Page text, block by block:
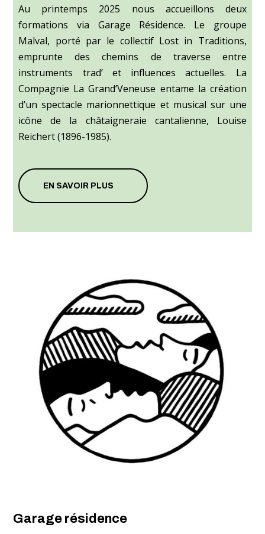
Au printemps 2025 nous accueillons deux
formations via Garage Résidence. Le groupe
Malval, porté par le collectif Lost in Traditions,
emprunte des chemins de traverse entre
instruments trad’ et influences actuelles. La
Compagnie La Grand’Veneuse entame la création
d’un spectacle marionnettique et musical sur une
icône de la châtaigneraie cantalienne, Louise
Reichert (1896-1985).
EN SAVOIR PLUS
Garage résidence